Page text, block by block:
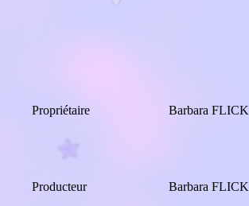
Propriétaire Barbara FLICK
Producteur Barbara FLICK